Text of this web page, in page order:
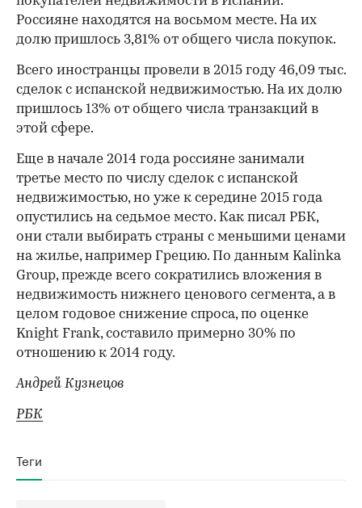
Россияне находятся на восьмом месте. На их
долю пришлось 3,81% от общего числа покупок.
Всего иностранцы провели в 2015 году 46,09 тыс.
сделок с испанской недвижимостью. На их долю
пришлось 13% от общего числа транзакций в
этой сфере.
Еще в начале 2014 года россияне занимали
третье место по числу сделок с испанской
недвижимостью, но уже к середине 2015 года
опустились на седьмое место. Как писал РБК,
они стали выбирать страны с меньшими ценами
на жилье, например​ Грецию. По данным Kalinka
Group, прежде всего сократились вложения в
недвижимость нижнего ценового сегмента, а в
целом годовое снижение спроса, по оценке
Knight Frank, составило примерно 30% по
отношению к 2014 году.
Андрей Кузнецов
РБК
Теги